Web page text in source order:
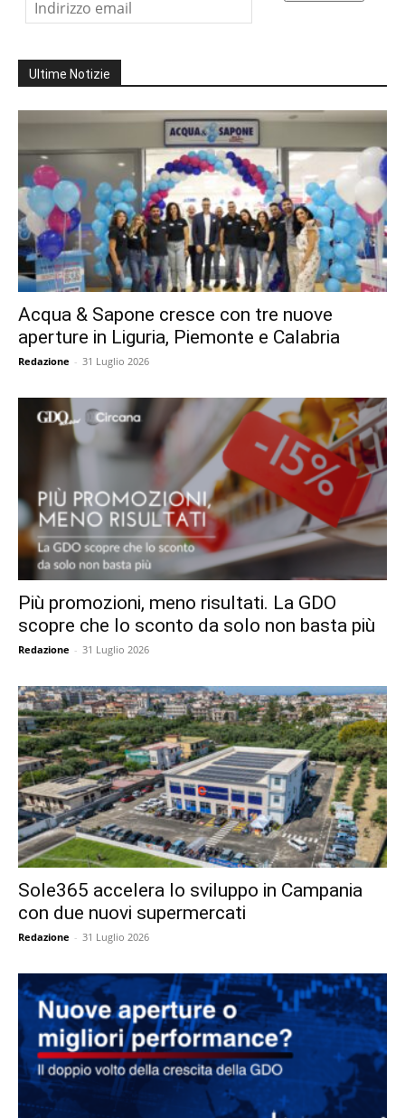
Ultime Notizie
Acqua & Sapone cresce con tre nuove
aperture in Liguria, Piemonte e Calabria
Redazione - 31 Luglio 2026
Più promozioni, meno risultati. La GDO
scopre che lo sconto da solo non basta più
Redazione - 31 Luglio 2026
Sole365 accelera lo sviluppo in Campania
con due nuovi supermercati
Redazione - 31 Luglio 2026